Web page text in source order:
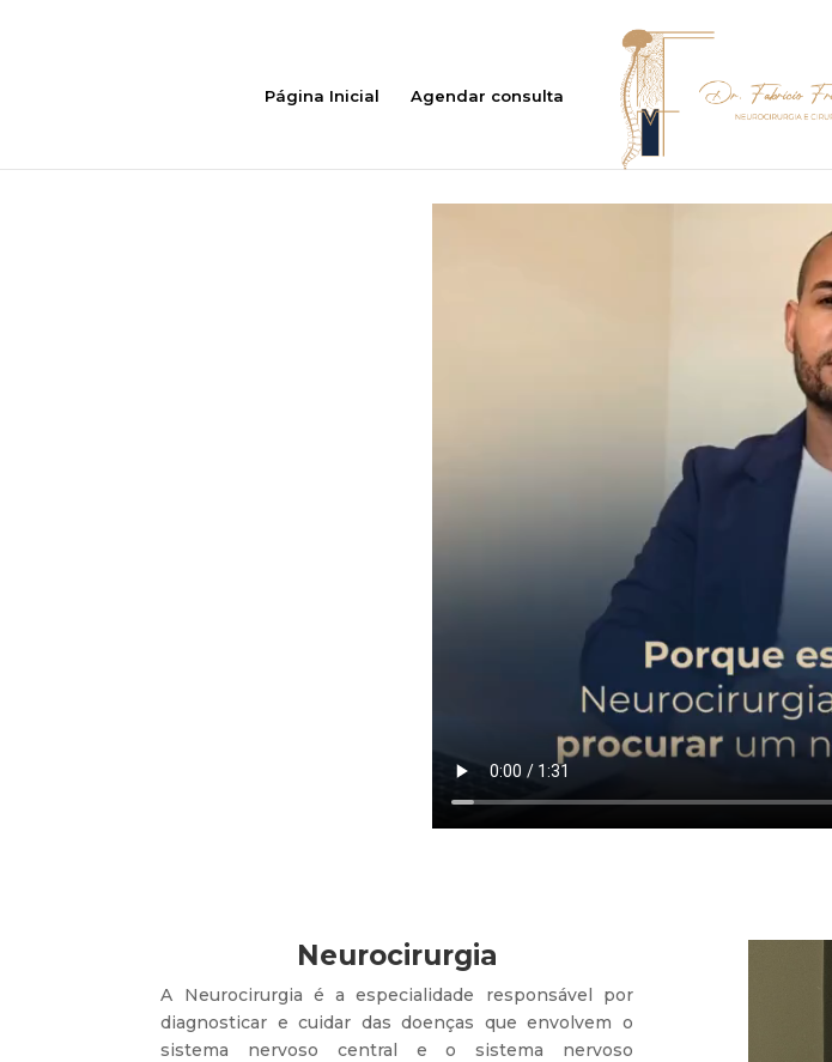
Página Inicial Agendar consulta
Neurocirurgia
A Neurocirurgia é a especialidade responsável por
diagnosticar e cuidar das doenças que envolvem o
sistema nervoso central e o sistema nervoso